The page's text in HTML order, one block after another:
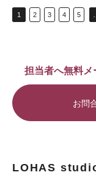
1 2 3 4 5
担当者へ無料メ
お問
LOHAS